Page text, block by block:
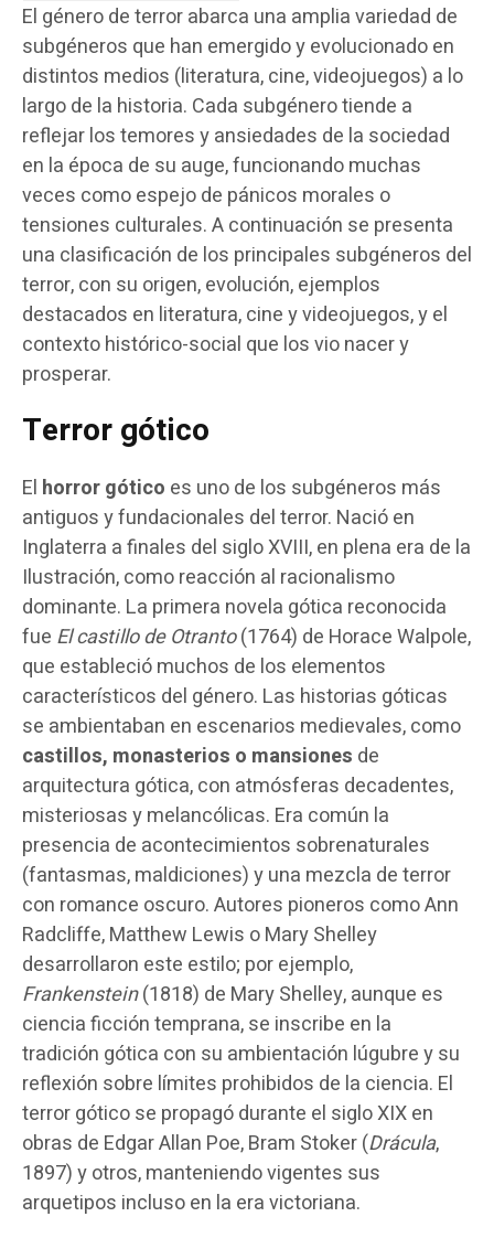
El género de terror abarca una amplia variedad de
subgéneros que han emergido y evolucionado en
distintos medios (literatura, cine, videojuegos) a lo
largo de la historia. Cada subgénero tiende a
reflejar los temores y ansiedades de la sociedad
en la época de su auge, funcionando muchas
veces como espejo de pánicos morales o
tensiones culturales. A continuación se presenta
una clasificación de los principales subgéneros del
terror, con su origen, evolución, ejemplos
destacados en literatura, cine y videojuegos, y el
contexto histórico-social que los vio nacer y
prosperar.
Terror gótico
El horror gótico es uno de los subgéneros más
antiguos y fundacionales del terror. Nació en
Inglaterra a finales del siglo XVIII, en plena era de la
Ilustración, como reacción al racionalismo
dominante. La primera novela gótica reconocida
fue El castillo de Otranto(1764) de Horace Walpole,
que estableció muchos de los elementos
característicos del género. Las historias góticas
se ambientaban en escenarios medievales, como
castillos, monasterios o mansiones de
arquitectura gótica, con atmósferas decadentes,
misteriosas y melancólicas. Era común la
presencia de acontecimientos sobrenaturales
(fantasmas, maldiciones) y una mezcla de terror
con romance oscuro. Autores pioneros como Ann
Radcliffe, Matthew Lewis o Mary Shelley
desarrollaron este estilo; por ejemplo,
Frankenstein(1818) de Mary Shelley, aunque es
ciencia ficción temprana, se inscribe en la
tradición gótica con su ambientación lúgubre y su
reflexión sobre límites prohibidos de la ciencia. El
terror gótico se propagó durante el siglo XIX en
obras de Edgar Allan Poe, Bram Stoker (Drácula,
1897) y otros, manteniendo vigentes sus
arquetipos incluso en la era victoriana.